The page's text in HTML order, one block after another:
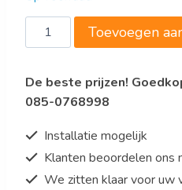
€47,00.€28,20.
Saro
Haar
Model
JOSHUA
Toevoegen
De beste prijzen!
085-0768998
Installatie mogelijk
Klanten beoordelen ons
We zitten klaar voor uw